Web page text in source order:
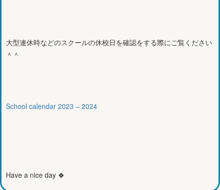
大型連休時などのスクールの休校日を確認をする際にご覧ください
＾＾
School calendar 2023 – 2024
Have a nice day 🍀